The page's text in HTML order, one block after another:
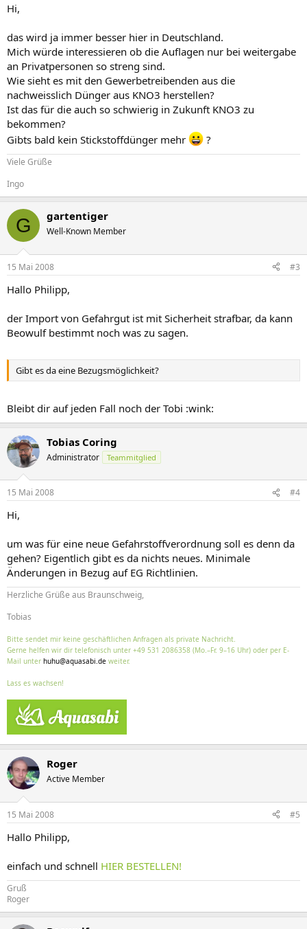
Hi,
das wird ja immer besser hier in Deutschland.
Mich würde interessieren ob die Auflagen nur bei weitergabe
an Privatpersonen so streng sind.
Wie sieht es mit den Gewerbetreibenden aus die
nachweisslich Dünger aus KNO3 herstellen?
Ist das für die auch so schwierig in Zukunft KNO3 zu
bekommen?
Gibts bald kein Stickstoffdünger mehr
?
Viele Grüße
Ingo
G gartentiger
Well-Known Member
15 Mai 2008 #3
Hallo Philipp,
der Import von Gefahrgut ist mit Sicherheit strafbar, da kann
Beowulf bestimmt noch was zu sagen.
Gibt es da eine Bezugsmöglichkeit?
Bleibt dir auf jeden Fall noch der Tobi :wink:
Tobias Coring
Administrator Teammitglied
15 Mai 2008 #4
Hi,
um was für eine neue Gefahrstoffverordnung soll es denn da
gehen? Eigentlich gibt es da nichts neues. Minimale
Änderungen in Bezug auf EG Richtlinien.
Herzliche Grüße aus Braunschweig,
Tobias
Bitte sendet mir keine geschäftlichen Anfragen als private Nachricht.
Gerne helfen wir dir telefonisch unter +49 531 2086358 (Mo.–Fr. 9–16 Uhr) oder per E-
Mail unter huhu@aquasabi.de weiter.
Lass es wachsen!
Roger
Active Member
15 Mai 2008 #5
Hallo Philipp,
einfach und schnell HIER BESTELLEN!
Gruß
Roger